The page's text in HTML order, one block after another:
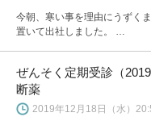
今朝、寒い事を理由にうずく
置いて出社しました。 …
ぜんそく定期受診（
断薬
2019年12月18日（水）